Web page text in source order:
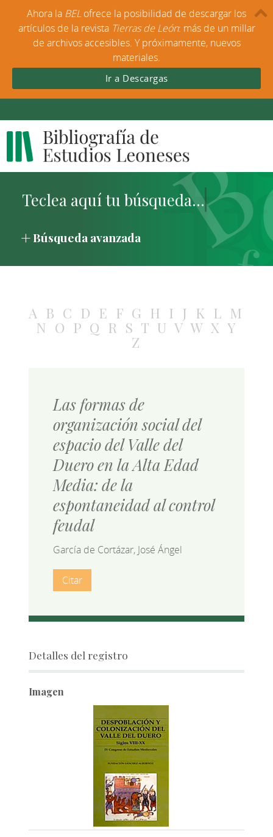
Búsqueda avanzada
A B C D E F G H I J K L M
N O P Q R S T U V W X Y
Z
Las formas de
organización social del
espacio del Valle del
Duero en la Alta Edad
Media: de la
espontaneidad al control
feudal
García de Cortázar, José Ángel
Citar
Detalles del registro
Imagen
Ahora la BEL ofrece la posibilidad de descargar los
artículos de la revista Tierras de León: más de un millar
de archivos accesibles. Y próximamente, nuevos
materiales.
Ir a Descargas